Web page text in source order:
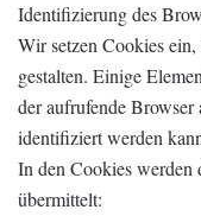
Identifizierung des
Wir setzen Cookies
gestalten. Einige
der aufrufende Browser
identifiziert werden
In den Cookies werden
übermittelt: